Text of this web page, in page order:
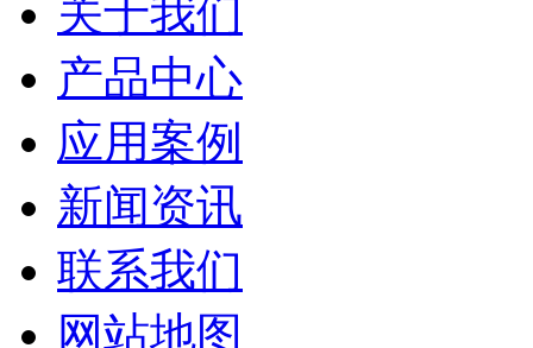
关于我们
产品中心
应用案例
新闻资讯
联系我们
网站地图